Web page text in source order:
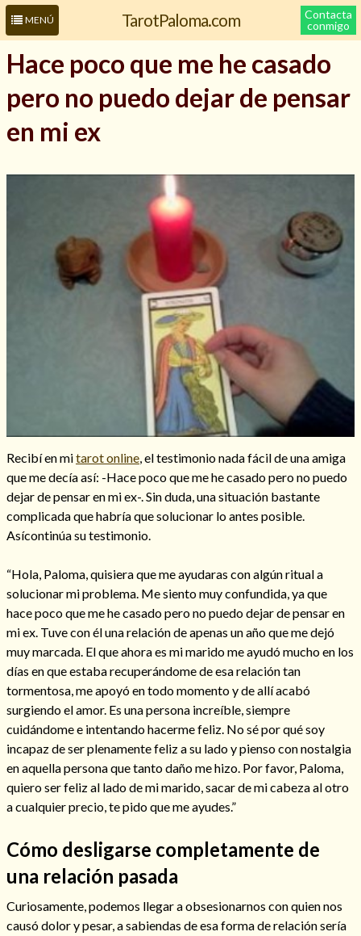
MENÚ TarotPaloma.com
Contacta
conmigo
Amarre para recuperar a mi pareja
Cómo alejar a la amante de mi esposo
Hace poco que me he casado
pero no puedo dejar de pensar
en mi ex
Recibí en mitarot online, el testimonio nada fácil de una amiga
que me decía así: -Hace poco que me he casado pero no puedo
dejar de pensar en mi ex-. Sin duda, una situación bastante
complicada que habría que solucionar lo antes posible.
Asícontinúa su testimonio.
“Hola, Paloma, quisiera que me ayudaras con algún ritual a
solucionar mi problema. Me siento muy confundida, ya que
hace poco que me he casado pero no puedo dejar de pensar en
mi ex. Tuve con él una relación de apenas un año que me dejó
muy marcada. El que ahora es mi marido me ayudó mucho en los
días en que estaba recuperándome de esa relación tan
tormentosa, me apoyó en todo momento y de allí acabó
surgiendo el amor. Es una persona increíble, siempre
cuidándome e intentando hacerme feliz. No sé por qué soy
incapaz de ser plenamente feliz a su lado y pienso con nostalgia
en aquella persona que tanto daño me hizo. Por favor, Paloma,
quiero ser feliz al lado de mi marido, sacar de mi cabeza al otro
a cualquier precio, te pido que me ayudes.”
Cómo desligarse completamente de
una relación pasada
Curiosamente, podemos llegar a obsesionarnos con quien nos
causó dolor y pesar, a sabiendas de esa forma de relación sería